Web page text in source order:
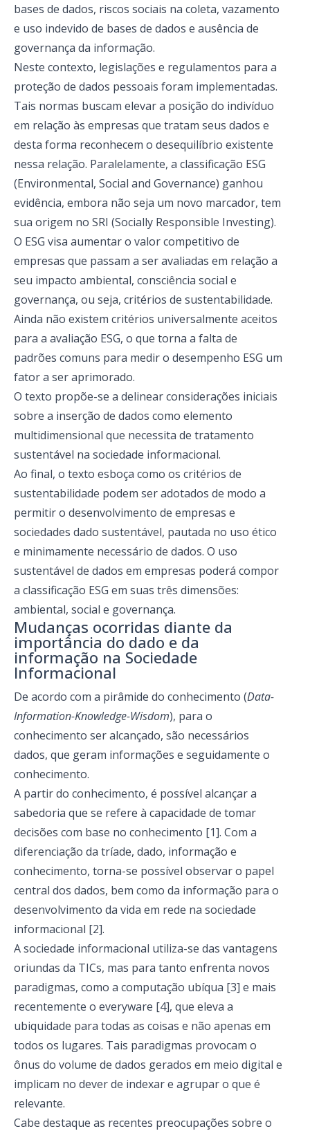
bases de dados, riscos sociais na coleta, vazamento
e uso indevido de bases de dados e ausência de
governança da informação.
Neste contexto, legislações e regulamentos para a
proteção de dados pessoais foram implementadas.
Tais normas buscam elevar a posição do indivíduo
em relação às empresas que tratam seus dados e
desta forma reconhecem o desequilíbrio existente
nessa relação. Paralelamente, a classificação ESG
(Environmental, Social and Governance) ganhou
evidência, embora não seja um novo marcador, tem
sua origem no SRI (Socially Responsible Investing).
O ESG visa aumentar o valor competitivo de
empresas que passam a ser avaliadas em relação a
seu impacto ambiental, consciência social e
governança, ou seja, critérios de sustentabilidade.
Ainda não existem critérios universalmente aceitos
para a avaliação ESG, o que torna a falta de
padrões comuns para medir o desempenho ESG um
fator a ser aprimorado.
O texto propõe-se a delinear considerações iniciais
sobre a inserção de dados como elemento
multidimensional que necessita de tratamento
sustentável na sociedade informacional.
Ao final, o texto esboça como os critérios de
sustentabilidade podem ser adotados de modo a
permitir o desenvolvimento de empresas e
sociedades dado sustentável, pautada no uso ético
e minimamente necessário de dados. O uso
sustentável de dados em empresas poderá compor
a classificação ESG em suas três dimensões:
ambiental, social e governança.
Mudanças ocorridas diante da
importância do dado e da
informação na Sociedade
Informacional
De acordo com a pirâmide do conhecimento (Data-
Information-Knowledge-Wisdom), para o
conhecimento ser alcançado, são necessários
dados, que geram informações e seguidamente o
conhecimento.
A partir do conhecimento, é possível alcançar a
sabedoria que se refere à capacidade de tomar
decisões com base no conhecimento [1]. Com a
diferenciação da tríade, dado, informação e
conhecimento, torna-se possível observar o papel
central dos dados, bem como da informação para o
desenvolvimento da vida em rede na sociedade
informacional [2].
A sociedade informacional utiliza-se das vantagens
oriundas da TICs, mas para tanto enfrenta novos
paradigmas, como a computação ubíqua [3] e mais
recentemente o everyware [4], que eleva a
ubiquidade para todas as coisas e não apenas em
todos os lugares. Tais paradigmas provocam o
ônus do volume de dados gerados em meio digital e
implicam no dever de indexar e agrupar o que é
relevante.
Cabe destaque as recentes preocupações sobre o